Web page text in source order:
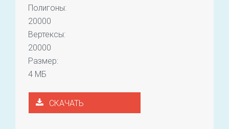
Полигоны:
20000
Вертексы:
20000
Размер:
4 МБ
СКАЧАТЬ